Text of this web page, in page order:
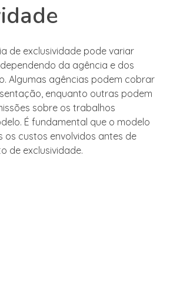
de exclusividade pode variar
da agência e dos
Algumas agências podem cobrar
enquanto outras podem
sobre os trabalhos
É fundamental que o modelo
os custos envolvidos antes de
de exclusividade.